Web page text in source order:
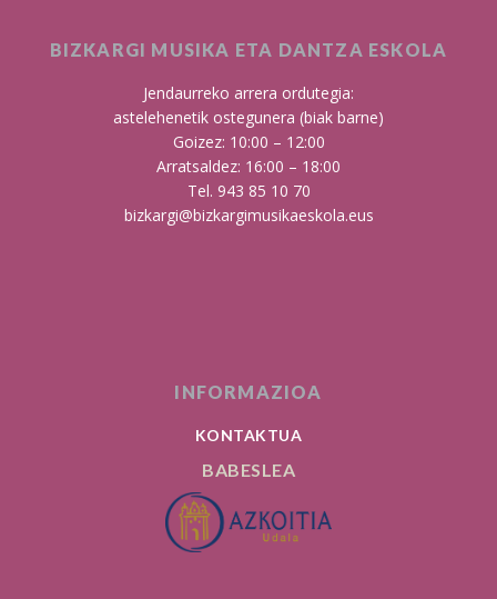
BIZKARGI MUSIKA ETA DANTZA ESKOLA
Jendaurreko arrera ordutegia:
astelehenetik ostegunera (biak barne)
Goizez: 10:00 – 12:00
Arratsaldez: 16:00 – 18:00
Tel. 943 85 10 70
bizkargi@bizkargimusikaeskola.eus
INFORMAZIOA
KONTAKTUA
BABESLEA